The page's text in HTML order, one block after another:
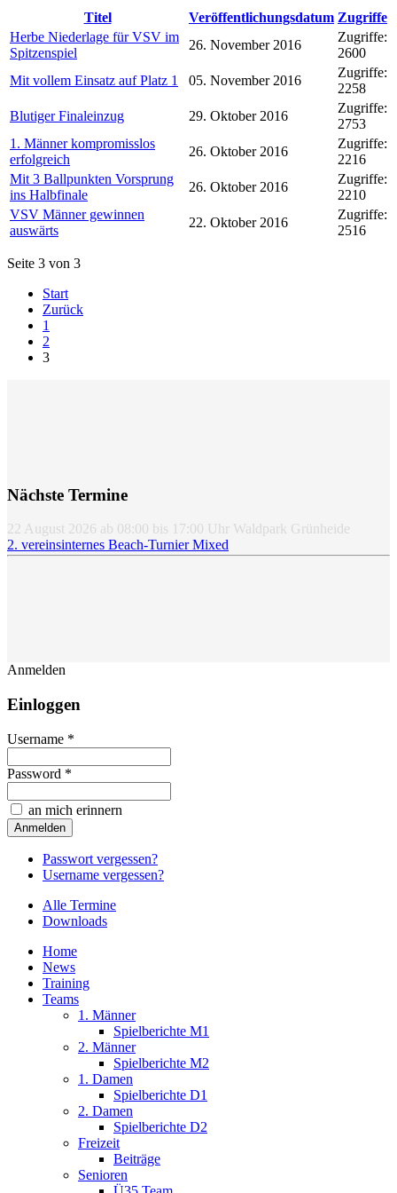
Titel Veröffentlichungsdatum Zugriffe
Herbe Niederlage für VSV im
Spitzenspiel
26. November 2016
Zugriffe:
2600
Mit vollem Einsatz auf Platz 1
05. November 2016
Zugriffe:
2258
Blutiger Finaleinzug
29. Oktober 2016
Zugriffe:
2753
1. Männer kompromisslos
erfolgreich
26. Oktober 2016
Zugriffe:
2216
Mit 3 Ballpunkten Vorsprung
ins Halbfinale
26. Oktober 2016
Zugriffe:
2210
VSV Männer gewinnen
auswärts
22. Oktober 2016
Zugriffe:
2516
Seite 3 von 3
Start
Zurück
1
2
3
Nächste Termine
22 August 2026 ab 08:00 bis 17:00 Uhr Waldpark Grünheide
2. vereinsinternes Beach-Turnier Mixed
Anmelden
Einloggen
Username *
Password *
an mich erinnern
Passwort vergessen?
Username vergessen?
Alle Termine
Downloads
Home
News
Training
Teams
1. Männer
Spielberichte M1
2. Männer
Spielberichte M2
1. Damen
Spielberichte D1
2. Damen
Spielberichte D2
Freizeit
Beiträge
Senioren